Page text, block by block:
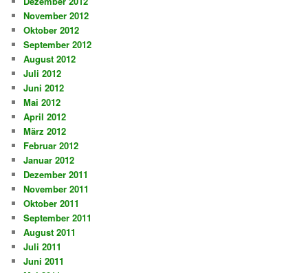
November 2012
Oktober 2012
September 2012
August 2012
Juli 2012
Juni 2012
Mai 2012
April 2012
März 2012
Februar 2012
Januar 2012
Dezember 2011
November 2011
Oktober 2011
September 2011
August 2011
Juli 2011
Juni 2011